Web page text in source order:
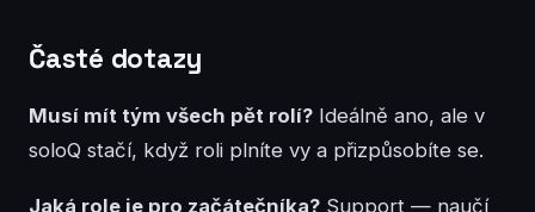
Časté dotazy
Musí mít tým všech pět rolí? Ideálně ano, ale v
soloQ stačí, když roli plníte vy a přizpůsobíte se.
Jaká role je pro začátečníka? Support — naučí